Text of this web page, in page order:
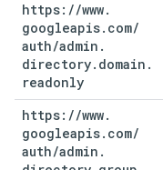
https: //www.
googleapis. com/
auth/admin .
directory. domain .
readonly
https: //www.
googleapis. com/
auth/admin .